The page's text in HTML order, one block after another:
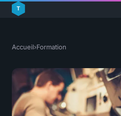
Accueil›Formation